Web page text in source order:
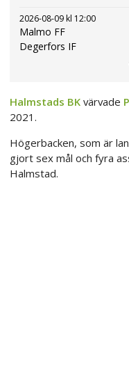
2026-08-09 kl 12:00
Malmo FF
Degerfors IF
Halmstads BK värvade
2021.
Högerbacken, som är
gjort sex mål och fyra
Halmstad.